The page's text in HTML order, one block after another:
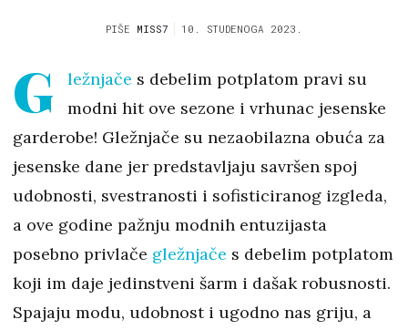
PIŠE MISS7 10. STUDENOGA 2023.
G ležnjače s debelim potplatom pravi su
modni hit ove sezone i vrhunac jesenske
garderobe! Gležnjače su nezaobilazna obuća za
jesenske dane jer predstavljaju savršen spoj
udobnosti, svestranosti i sofisticiranog izgleda,
a ove godine pažnju modnih entuzijasta
posebno privlače gležnjače s debelim potplatom
koji im daje jedinstveni šarm i dašak robusnosti.
Spajaju modu, udobnost i ugodno nas griju, a